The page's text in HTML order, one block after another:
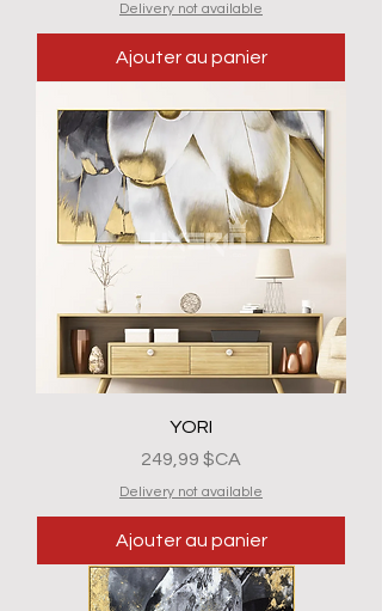
Delivery not available
Ajouter au panier
YORI
Prix
249,99 $CA
Delivery not available
Ajouter au panier